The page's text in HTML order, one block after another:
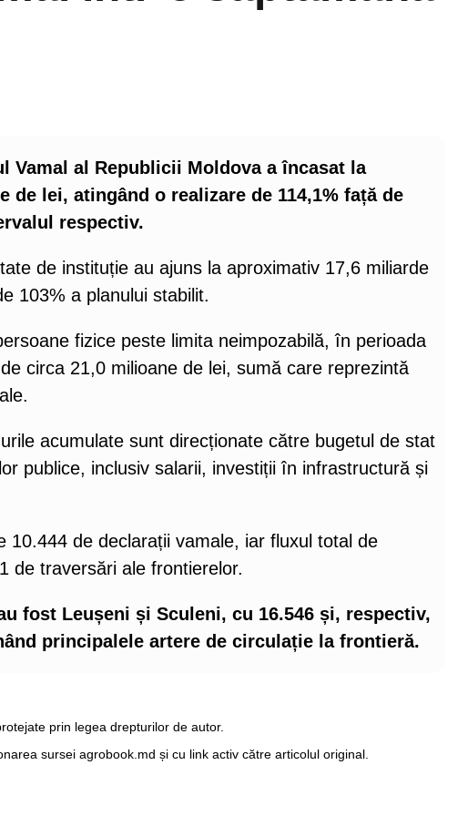
Vamal al Republicii Moldova a încasat la
de lei, atingând o realizare de 114,1% față de
respectiv.
de instituție au ajuns la aproximativ 17,6 miliarde
103% a planului stabilit.
fizice peste limita neimpozabilă, în perioada
circa 21,0 milioane de lei, sumă care reprezintă
acumulate sunt direcționate către bugetul de stat
publice, inclusiv salarii, investiții în infrastructură și
10.444 de declarații vamale, iar fluxul total de
de traversări ale frontierelor.
fost Leușeni și Sculeni, cu 16.546 și, respectiv,
principalele artere de circulație la frontieră.
prin legea drepturilor de autor.
sursei agrobook.md și cu link activ către articolul original.